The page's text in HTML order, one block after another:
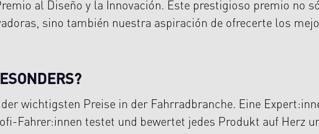
al Diseño y la Innovación. Este prestigioso premio no
sino también nuestra aspiración de ofrecerte los
wichtigsten Preise in der Fahrradbranche. Eine
Fahrer:innen testet und bewertet jedes Produkt auf Herz